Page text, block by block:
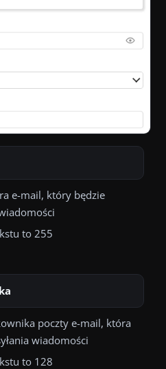
e-mail, który będzie
to 255
poczty e-mail, która
wiadomości
to 128